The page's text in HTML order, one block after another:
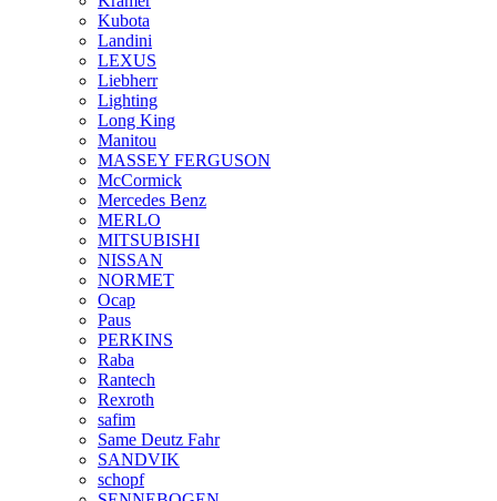
Kubota
Landini
LEXUS
Liebherr
Lighting
Long King
Manitou
MASSEY FERGUSON
McCormick
Mercedes Benz
MERLO
MITSUBISHI
NISSAN
NORMET
Ocap
Paus
PERKINS
Raba
Rantech
Rexroth
safim
Same Deutz Fahr
SANDVIK
schopf